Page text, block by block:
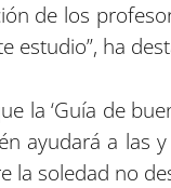
de los
estudio”, ha
la ‘Guía de
ayudará a las
la soledad no